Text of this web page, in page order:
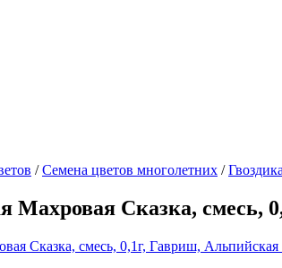
/Семена цветов многолетних /
Махровая Сказка, смесь,